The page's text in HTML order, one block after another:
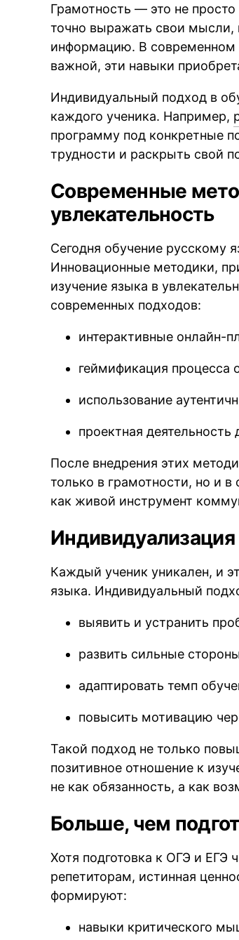
Грамотность — это не
точно выражать свои мысли,
информацию. В современном
важной, эти навыки
Индивидуальный подход в
каждого ученика. Например,
программу под конкретные
трудности и раскрыть свой
Современные
увлекательность
Сегодня обучение русскому
Инновационные методики,
изучение языка в
современных подходов:
интерактивные онлайн-
геймификация процесса
использование
проектная
После внедрения этих
только в грамотности, но и
как живой инструмент
Каждый ученик уникален, и
языка. Индивидуальный
выявить и устранить
развить сильные
адаптировать темп
повысить мотивацию
Такой подход не только
позитивное отношение к
не как обязанность, а как
Больше, чем
Хотя подготовка к ОГЭ и ЕГЭ
репетиторам, истинная
формируют:
навыки критического